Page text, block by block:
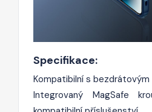
Specifikace:
Kompatibilní s bezdrátovým
Integrovaný MagSafe